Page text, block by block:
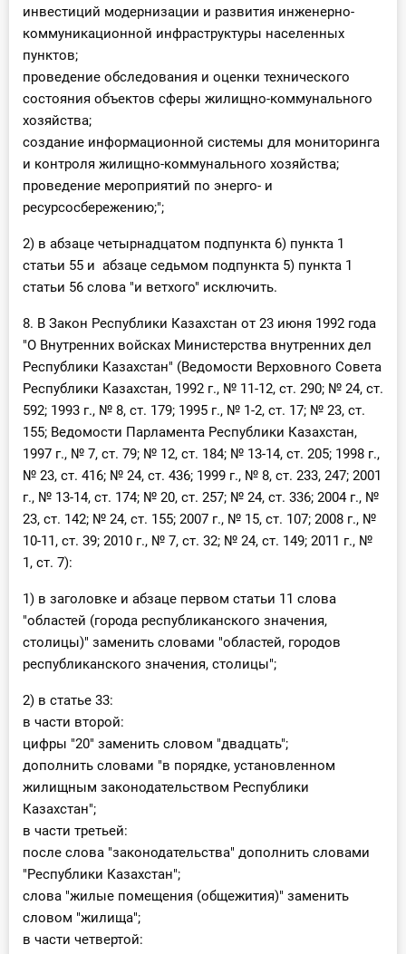
инвестиций модернизации и развития инженерно-
коммуникационной инфраструктуры населенных
пунктов;
проведение обследования и оценки технического
состояния объектов сферы жилищно-коммунального
хозяйства;
создание информационной системы для мониторинга
и контроля жилищно-коммунального хозяйства;
проведение мероприятий по энерго- и
ресурсосбережению;";
2) в абзаце четырнадцатом подпункта 6) пункта 1
статьи 55 и абзаце седьмом подпункта 5) пункта 1
статьи 56 слова "и ветхого" исключить.
8. В Закон Республики Казахстан от 23 июня 1992 года
"О Внутренних войсках Министерства внутренних дел
Республики Казахстан" (Ведомости Верховного Совета
Республики Казахстан, 1992 г., № 11-12, ст. 290; № 24, ст.
592; 1993 г., № 8, ст. 179; 1995 г., № 1-2, ст. 17; № 23, ст.
155; Ведомости Парламента Республики Казахстан,
1997 г., № 7, ст. 79; № 12, ст. 184; № 13-14, ст. 205; 1998 г.,
№ 23, ст. 416; № 24, ст. 436; 1999 г., № 8, ст. 233, 247; 2001
г., № 13-14, ст. 174; № 20, ст. 257; № 24, ст. 336; 2004 г., №
23, ст. 142; № 24, ст. 155; 2007 г., № 15, ст. 107; 2008 г., №
10-11, ст. 39; 2010 г., № 7, ст. 32; № 24, ст. 149; 2011 г., №
1, ст. 7):
1) в заголовке и абзаце первом статьи 11 слова
"областей (города республиканского значения,
столицы)" заменить словами "областей, городов
республиканского значения, столицы";
2) в статье 33:
в части второй:
цифры "20" заменить словом "двадцать";
дополнить словами "в порядке, установленном
жилищным законодательством Республики
Казахстан";
в части третьей:
после слова "законодательства" дополнить словами
"Республики Казахстан";
слова "жилые помещения (общежития)" заменить
словом "жилища";
в части четвертой: